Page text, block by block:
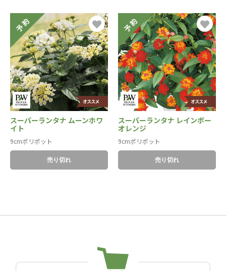
スーパーランタナ ムーンホワ
イト
9cmポリポット
売り切れ
スーパーランタナ レインボー
オレンジ
9cmポリポット
売り切れ